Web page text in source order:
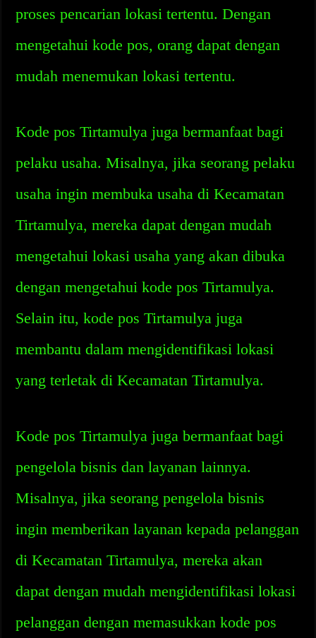
proses pencarian lokasi tertentu. Dengan
mengetahui kode pos, orang dapat dengan
mudah menemukan lokasi tertentu.
Kode pos Tirtamulya juga bermanfaat bagi
pelaku usaha. Misalnya, jika seorang pelaku
usaha ingin membuka usaha di Kecamatan
Tirtamulya, mereka dapat dengan mudah
mengetahui lokasi usaha yang akan dibuka
dengan mengetahui kode pos Tirtamulya.
Selain itu, kode pos Tirtamulya juga
membantu dalam mengidentifikasi lokasi
yang terletak di Kecamatan Tirtamulya.
Kode pos Tirtamulya juga bermanfaat bagi
pengelola bisnis dan layanan lainnya.
Misalnya, jika seorang pengelola bisnis
ingin memberikan layanan kepada pelanggan
di Kecamatan Tirtamulya, mereka akan
dapat dengan mudah mengidentifikasi lokasi
pelanggan dengan memasukkan kode pos